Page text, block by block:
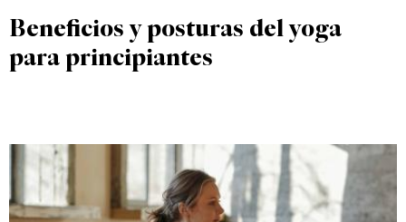
Beneficios y posturas del yoga
para principiantes